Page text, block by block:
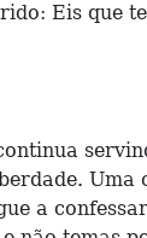
Eis que
a